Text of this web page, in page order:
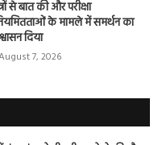
से बात की और परीक्षा
के मामले में समर्थन का
दिया
7, 2026